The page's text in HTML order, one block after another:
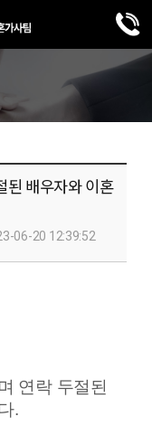
배우자와 이혼
06-20 12:39:52
연락 두절된
.